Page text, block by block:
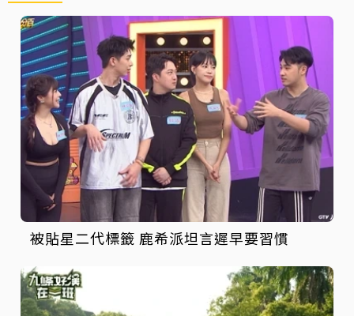
被貼星二代標籤 鹿希派坦言遲早要習慣